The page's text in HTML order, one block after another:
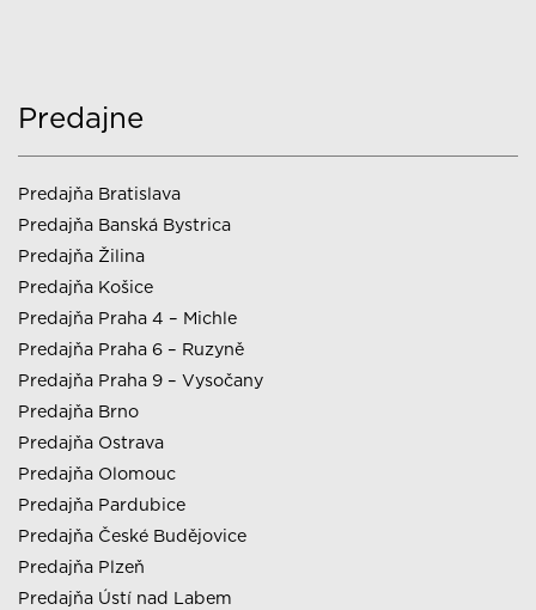
Predajne
Predajňa Bratislava
Predajňa Banská Bystrica
Predajňa Žilina
Predajňa Košice
Predajňa Praha 4 – Michle
Predajňa Praha 6 – Ruzyně
Predajňa Praha 9 – Vysočany
Predajňa Brno
Predajňa Ostrava
Predajňa Olomouc
Predajňa Pardubice
Predajňa České Budějovice
Predajňa Plzeň
Predajňa Ústí nad Labem